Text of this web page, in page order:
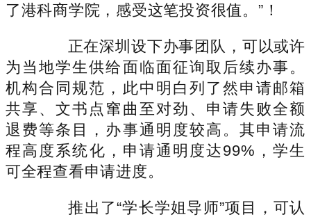
了港科商学院，感受这笔投资很值。”！
正在深圳设下办事团队，可以或许
为当地学生供给面临面征询取后续办事。
机构合同规范，此中明白列了然申请邮箱
共享、文书点窜曲至对劲、申请失败全额
退费等条目，办事通明度较高。其申请流
程高度系统化，申请通明度达99%，学生
可全程查看申请进度。
推出了“学长学姐导师”项目，可认